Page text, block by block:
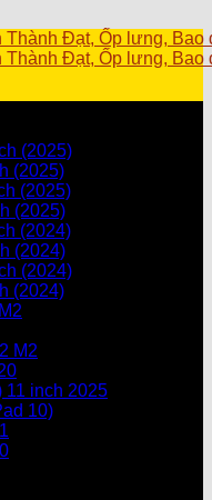
giỏ hàng.
(2025)
(2025)
(2025)
(2025)
(2024)
(2024)
(2024)
(2024)
M2
11 inch 2025
10)